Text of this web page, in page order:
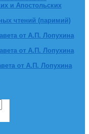
и Апостольских
чтений (паримий)
от А.П. Лопухина
от А.П. Лопухина
от А.П. Лопухина